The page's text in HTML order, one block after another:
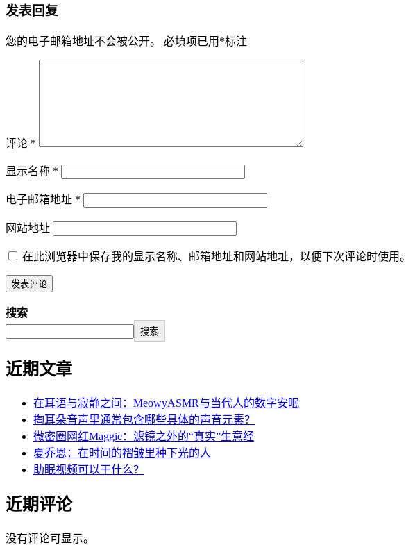
发表回复
您的电子邮箱地址不会被公开。 必填项已用 *标注
评论 *
显示名称 *
电子邮箱地址 *
网站地址
在此浏览器中保存我的显示名称、邮箱地址和网站地址，以便下次评论时使用。
搜索
搜索
近期文章
在耳语与寂静之间：MeowyASMR与当代人的数字安眠
掏耳朵音声里通常包含哪些具体的声音元素？
微密圈网红Maggie：滤镜之外的“真实”生意经
夏乔恩：在时间的褶皱里种下光的人
助眠视频可以干什么？
近期评论
没有评论可显示。